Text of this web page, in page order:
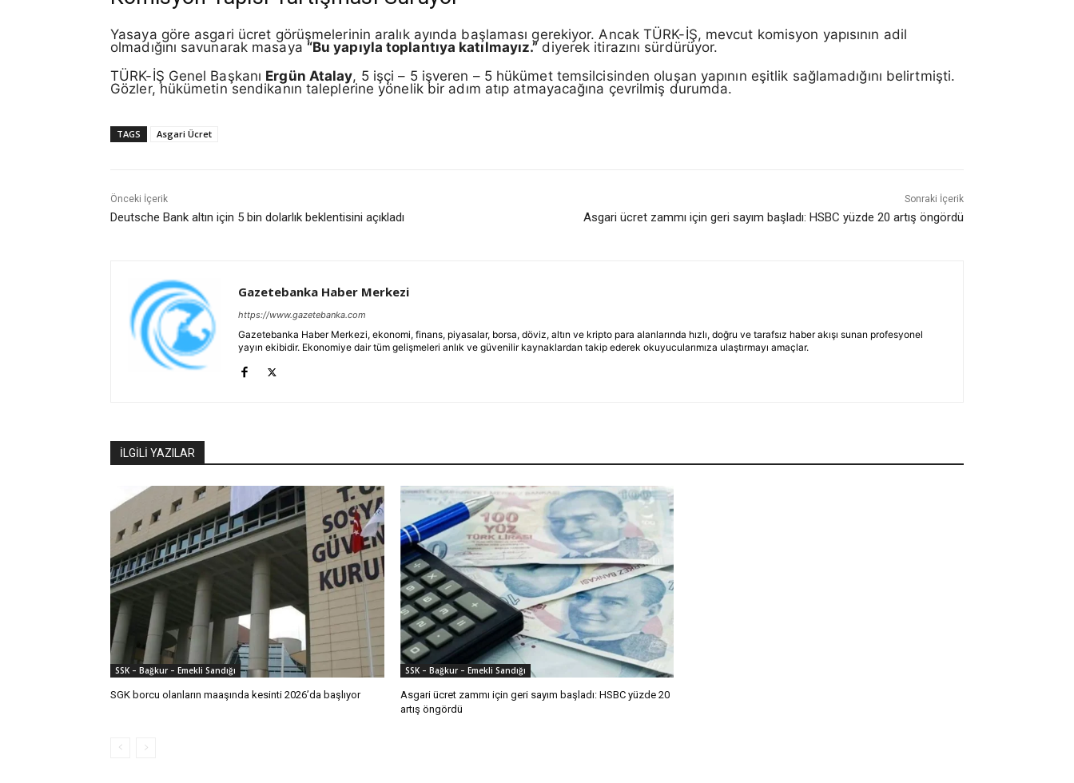
Yasaya göre asgari ücret görüşmelerinin aralık ayında başlaması gerekiyor. Ancak TÜRK-İŞ, mevcut komisyon yapısının adil
olmadığını savunarak masaya “Bu yapıyla toplantıya katılmayız.”diyerek itirazını sürdürüyor.
TÜRK-İŞ Genel Başkanı Ergün Atalay, 5 işçi – 5 işveren – 5 hükümet temsilcisinden oluşan yapının eşitlik sağlamadığını belirtmişti.
Gözler, hükümetin sendikanın taleplerine yönelik bir adım atıp atmayacağına çevrilmiş durumda.
TAGS Asgari Ücret
Önceki İçerik
Deutsche Bank altın için 5 bin dolarlık beklentisini açıkladı
Sonraki İçerik
Asgari ücret zammı için geri sayım başladı: HSBC yüzde 20 artış öngördü
Gazetebanka Haber Merkezi
https://www.gazetebanka.com
Gazetebanka Haber Merkezi, ekonomi, finans, piyasalar, borsa, döviz, altın ve kripto para alanlarında hızlı, doğru ve tarafsız haber akışı sunan profesyonel
yayın ekibidir. Ekonomiye dair tüm gelişmeleri anlık ve güvenilir kaynaklardan takip ederek okuyucularımıza ulaştırmayı amaçlar.
İLGİLİ YAZILAR
SSK – Bağkur – Emekli Sandığı
SGK borcu olanların maaşında kesinti 2026’da başlıyor
SSK – Bağkur – Emekli Sandığı
Asgari ücret zammı için geri sayım başladı: HSBC yüzde 20
artış öngördü